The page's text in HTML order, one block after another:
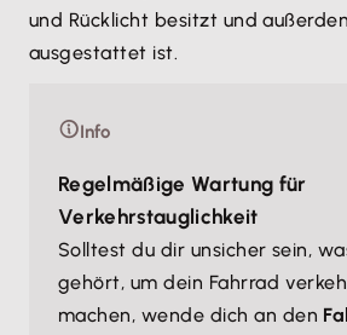
und Rücklicht besitzt und
ausgestattet ist.
Info
Regelmäßige Wartung für
Verkehrstauglichkeit
Solltest du dir unsicher sein,
gehört, um dein Fahrrad
machen, wende dich an den